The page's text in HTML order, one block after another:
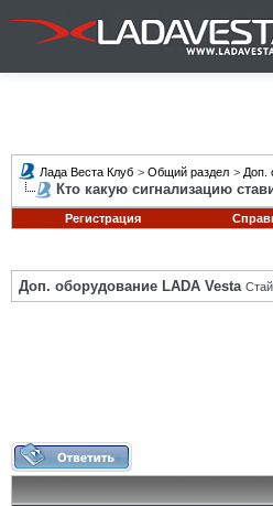
Лада Веста Клуб > Общий раздел > Доп.
Кто какую сигнализацию
Регистрация
Доп. оборудование LADA Vesta